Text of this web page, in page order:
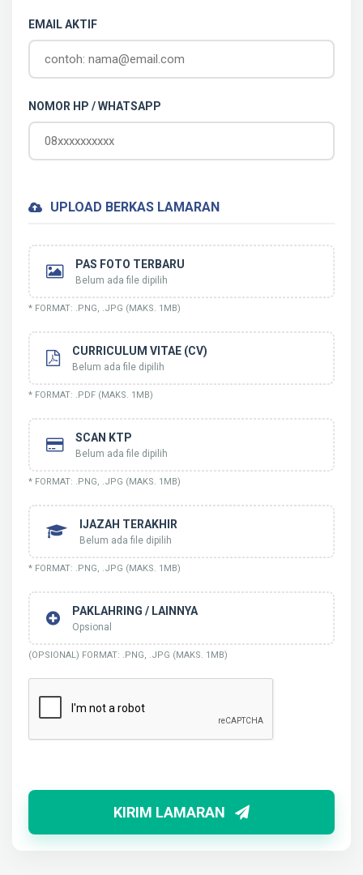
EMAIL AKTIF
NOMOR HP / WHATSAPP
UPLOAD BERKAS LAMARAN
PAS FOTO TERBARU
Belum ada file dipilih
* FORMAT: .PNG, .JPG (MAKS. 1MB)
CURRICULUM VITAE (CV)
Belum ada file dipilih
* FORMAT: .PDF (MAKS. 1MB)
SCAN KTP
Belum ada file dipilih
* FORMAT: .PNG, .JPG (MAKS. 1MB)
IJAZAH TERAKHIR
Belum ada file dipilih
* FORMAT: .PNG, .JPG (MAKS. 1MB)
PAKLAHRING / LAINNYA
Opsional
(OPSIONAL) FORMAT: .PNG, .JPG (MAKS. 1MB)
KIRIM LAMARAN